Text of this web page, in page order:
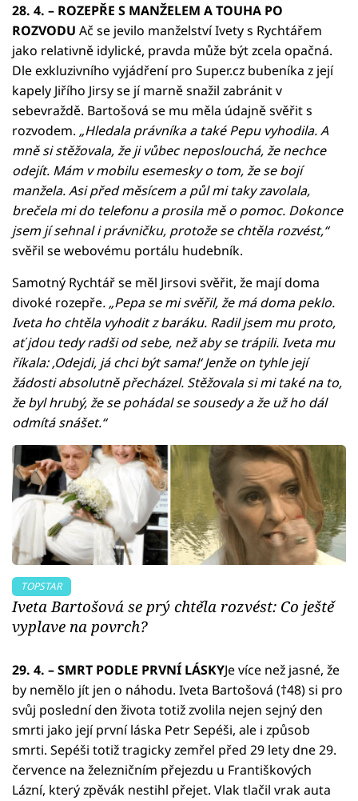
28. 4. – ROZEPŘE S MANŽELEM A TOUHA PO
ROZVODU Ač se jevilo manželství Ivety s Rychtářem
jako relativně idylické, pravda může být zcela opačná.
Dle exkluzivního vyjádření pro Super.cz bubeníka z její
kapely Jiřího Jirsy se jí marně snažil zabránit v
sebevraždě. Bartošová se mu měla údajně svěřit s
rozvodem. „Hledala právníka a také Pepu vyhodila. A
mně si stěžovala, že ji vůbec neposlouchá, že nechce
odejít. Mám v mobilu esemesky o tom, že se bojí
manžela. Asi před měsícem a půl mi taky zavolala,
brečela mi do telefonu a prosila mě o pomoc. Dokonce
jsem jí sehnal i právničku, protože se chtěla rozvést,“
svěřil se webovému portálu hudebník.
Samotný Rychtář se měl Jirsovi svěřit, že mají doma
divoké rozepře. „Pepa se mi svěřil, že má doma peklo.
Iveta ho chtěla vyhodit z baráku. Radil jsem mu proto,
ať jdou tedy radši od sebe, než aby se trápili. Iveta mu
říkala: ‚Odejdi, já chci být sama!‘ Jenže on tyhle její
žádosti absolutně přecházel. Stěžovala si mi také na to,
že byl hrubý, že se pohádal se sousedy a že už ho dál
odmítá snášet.“
TOPSTAR
Iveta Bartošová se prý chtěla rozvést: Co ještě
vyplave na povrch?
29. 4. – SMRT PODLE PRVNÍ LÁSKYJe více než jasné, že
by nemělo jít jen o náhodu. Iveta Bartošová (†48) si pro
svůj poslední den života totiž zvolila nejen sejný den
smrti jako její první láska Petr Sepéši, ale i způsob
smrti. Sepéši totiž tragicky zemřel před 29 lety dne 29.
července na železničním přejezdu u Františkových
Lázní, který zpěvák nestihl přejet. Vlak tlačil vrak auta